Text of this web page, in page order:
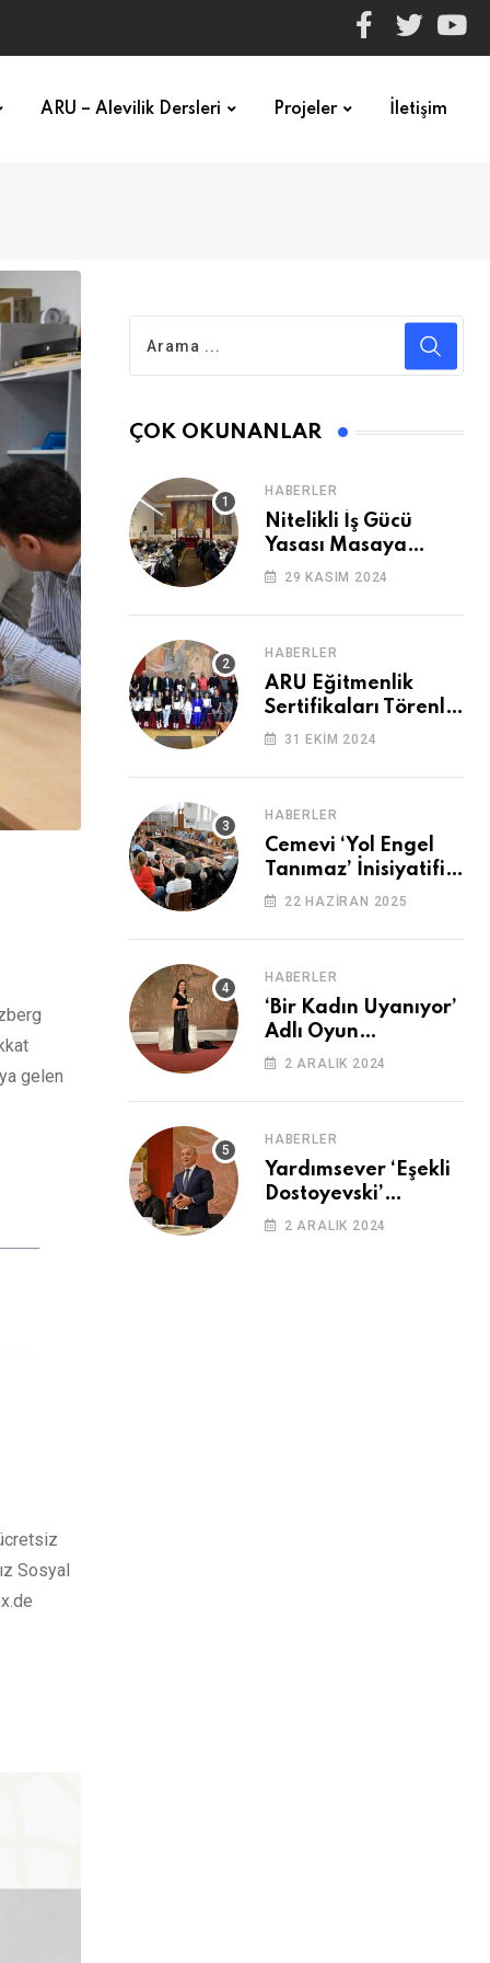
ARU – Alevilik Dersleri Projeler İletişim
gelen
Sosyal
ÇOK OKUNANLAR
HABERLER
Nitelikli İş Gücü
Yasası Masaya
Yatırıldı
29 KASIM 2024
HABERLER
ARU Eğitmenlik
Sertifikaları Törenle
Alındı
31 EKIM 2024
HABERLER
Cemevi ‘Yol Engel
Tanımaz’ İnisiyatifi
2. Kez Buluştu
22 HAZIRAN 2025
HABERLER
‘Bir Kadın Uyanıyor’
Adlı Oyun
Cemevi’nde
2 ARALIK 2024
HABERLER
Yardımsever ‘Eşekli
Dostoyevski’
Cemevi’ndeydi
2 ARALIK 2024